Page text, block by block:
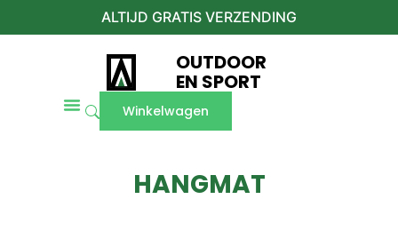
ALTIJD GRATIS VERZENDING
OUTDOOR
EN SPORT
Winkelwagen
HANGMAT